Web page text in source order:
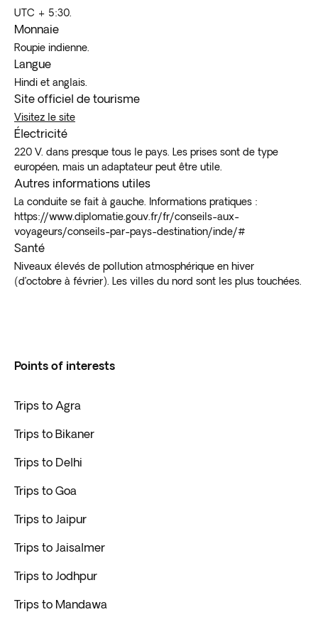
UTC + 5:30.
Monnaie
Roupie indienne.
Langue
Hindi et anglais.
Site officiel de tourisme
Visitez le site
Électricité
220 V. dans presque tous le pays. Les prises sont de type
européen, mais un adaptateur peut être utile.
Autres informations utiles
La conduite se fait à gauche. Informations pratiques :
https://www.diplomatie.gouv.fr/fr/conseils-aux-
voyageurs/conseils-par-pays-destination/inde/#
Santé
Niveaux élevés de pollution atmosphérique en hiver
(d’octobre à février). Les villes du nord sont les plus touchées.
Points of interests
Trips to Agra
Trips to Bikaner
Trips to Delhi
Trips to Goa
Trips to Jaipur
Trips to Jaisalmer
Trips to Jodhpur
Trips to Mandawa